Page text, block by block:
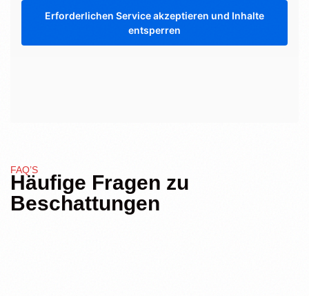
Erforderlichen Service akzeptieren und Inhalte
entsperren
FAQ’S
Häufige Fragen zu
Beschattungen